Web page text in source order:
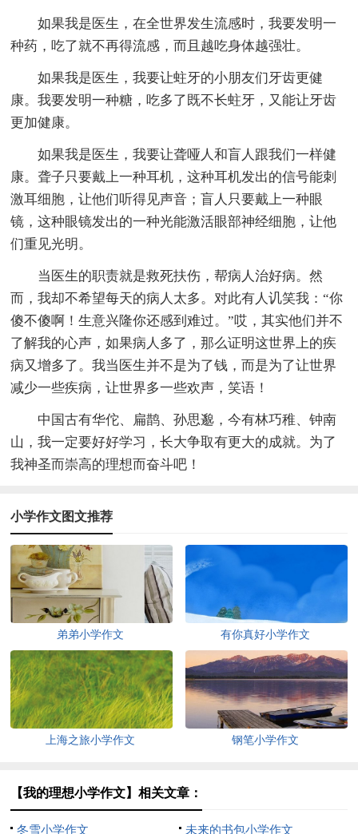
如果我是医生，在全世界发生流感时，我要发明一
种药，吃了就不再得流感，而且越吃身体越强壮。
如果我是医生，我要让蛀牙的小朋友们牙齿更健
康。我要发明一种糖，吃多了既不长蛀牙，又能让牙齿
更加健康。
如果我是医生，我要让聋哑人和盲人跟我们一样健
康。聋子只要戴上一种耳机，这种耳机发出的信号能刺
激耳细胞，让他们听得见声音；盲人只要戴上一种眼
镜，这种眼镜发出的一种光能激活眼部神经细胞，让他
们重见光明。
当医生的职责就是救死扶伤，帮病人治好病。然
而，我却不希望每天的病人太多。对此有人讥笑我：“你
傻不傻啊！生意兴隆你还感到难过。”哎，其实他们并不
了解我的心声，如果病人多了，那么证明这世界上的疾
病又增多了。我当医生并不是为了钱，而是为了让世界
减少一些疾病，让世界多一些欢声，笑语！
中国古有华佗、扁鹊、孙思邈，今有林巧稚、钟南
山，我一定要好好学习，长大争取有更大的成就。为了
我神圣而崇高的理想而奋斗吧！
小学作文图文推荐
弟弟小学作文 有你真好小学作文
上海之旅小学作文 钢笔小学作文
【我的理想小学作文】相关文章：
冬雪小学作文 未来的书包小学作文